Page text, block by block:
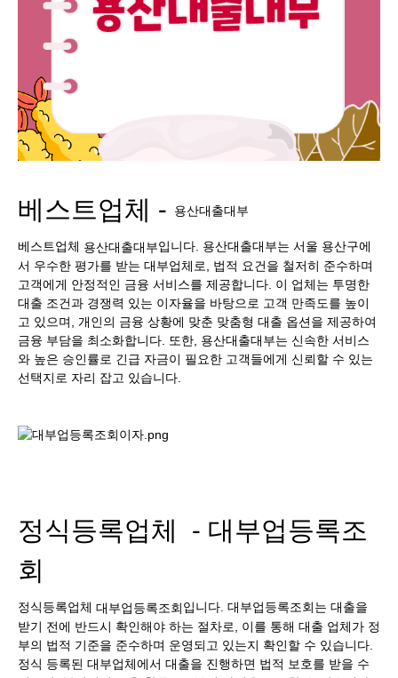
베스트업체 - 용산대출대부
베스트업체 용산대출대부입니다. 용산대출대부는 서울 용산구에
서 우수한 평가를 받는 대부업체로, 법적 요건을 철저히 준수하며
고객에게 안정적인 금융 서비스를 제공합니다. 이 업체는 투명한
대출 조건과 경쟁력 있는 이자율을 바탕으로 고객 만족도를 높이
고 있으며, 개인의 금융 상황에 맞춘 맞춤형 대출 옵션을 제공하여
금융 부담을 최소화합니다. 또한, 용산대출대부는 신속한 서비스
와 높은 승인률로 긴급 자금이 필요한 고객들에게 신뢰할 수 있는
선택지로 자리 잡고 있습니다.
정식등록업체 - 대부업등록조
회
정식등록업체 대부업등록조회입니다. 대부업등록조회는 대출을
받기 전에 반드시 확인해야 하는 절차로, 이를 통해 대출 업체가 정
부의 법적 기준을 준수하며 운영되고 있는지 확인할 수 있습니다.
정식 등록된 대부업체에서 대출을 진행하면 법적 보호를 받을 수